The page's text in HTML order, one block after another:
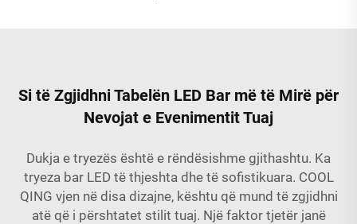
Si të Zgjidhni Tabelën LED Bar më të Mirë për
Nevojat e Evenimentit Tuaj
Dukja e tryezës është e rëndësishme gjithashtu. Ka
tryeza bar LED të thjeshta dhe të sofistikuara. COOL
QING vjen në disa dizajne, kështu që mund të zgjidhni
atë që i përshtatet stilit tuaj. Një faktor tjetër janë